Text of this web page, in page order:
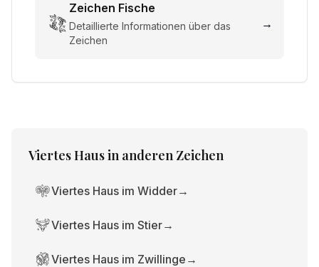
Zeichen Fische
Detaillierte Informationen über das
Zeichen
→
Viertes Hausin anderen Zeichen
Viertes Haus im Widder→
Viertes Haus im Stier→
Viertes Haus im Zwillinge →